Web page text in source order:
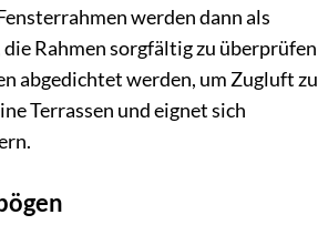
werden dann als
Rahmen sorgfältig zu überprüfen
abgedichtet werden, um Zugluft zu
Terrassen und eignet sich